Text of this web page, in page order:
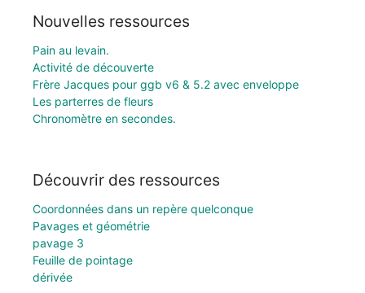
Nouvelles ressources
Pain au levain.
Activité de découverte
Frère Jacques pour ggb v6 & 5.2 avec enveloppe
Les parterres de fleurs
Chronomètre en secondes.
Découvrir des ressources
Coordonnées dans un repère quelconque
Pavages et géométrie
pavage 3
Feuille de pointage
dérivée